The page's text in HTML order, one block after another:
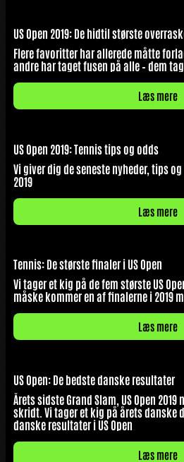
US Open 2019: De hidtil største
Flere favoritter har allerede måtte
andre har taget fusen på alle – dem
Læs mere
US Open 2019: Tennis tips og odds
Vi giver dig de seneste nyheder, tips
2019
Læs mere
Tennis: De største finaler i US Open
Vi tager et kig på de fem største US
måske kommer en af finalerne i 2019
Læs mere
US Open: De bedste danske resultater
Årets sidste Grand Slam, US Open
skridt. Vi tager et kig på årets danske
danske resultater i US Open
Læs mere